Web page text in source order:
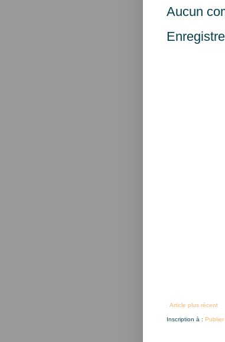
Aucun
Article plus récent
Inscription à : Publier